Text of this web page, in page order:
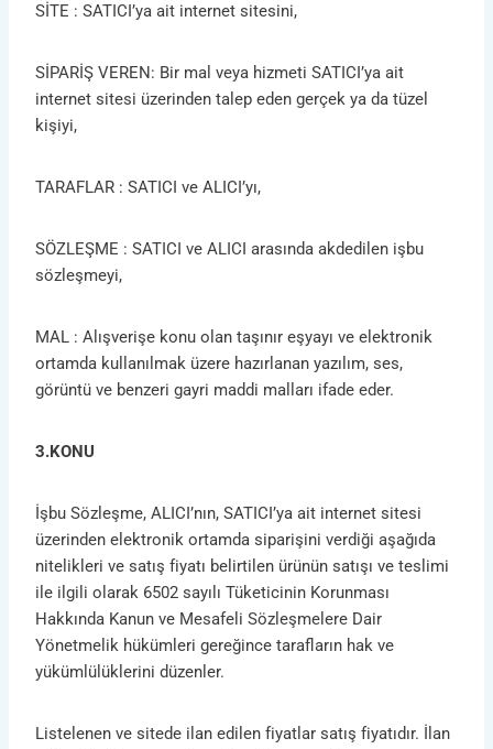
SİTE : SATICI’ya ait internet sitesini,
SİPARİŞ VEREN: Bir mal veya hizmeti SATICI’ya ait
internet sitesi üzerinden talep eden gerçek ya da tüzel
kişiyi,
TARAFLAR : SATICI ve ALICI’yı,
SÖZLEŞME : SATICI ve ALICI arasında akdedilen işbu
sözleşmeyi,
MAL : Alışverişe konu olan taşınır eşyayı ve elektronik
ortamda kullanılmak üzere hazırlanan yazılım, ses,
görüntü ve benzeri gayri maddi malları ifade eder.
3.KONU
İşbu Sözleşme, ALICI’nın, SATICI’ya ait internet sitesi
üzerinden elektronik ortamda siparişini verdiği aşağıda
nitelikleri ve satış fiyatı belirtilen ürünün satışı ve teslimi
ile ilgili olarak 6502 sayılı Tüketicinin Korunması
Hakkında Kanun ve Mesafeli Sözleşmelere Dair
Yönetmelik hükümleri gereğince tarafların hak ve
yükümlülüklerini düzenler.
Listelenen ve sitede ilan edilen fiyatlar satış fiyatıdır. İlan